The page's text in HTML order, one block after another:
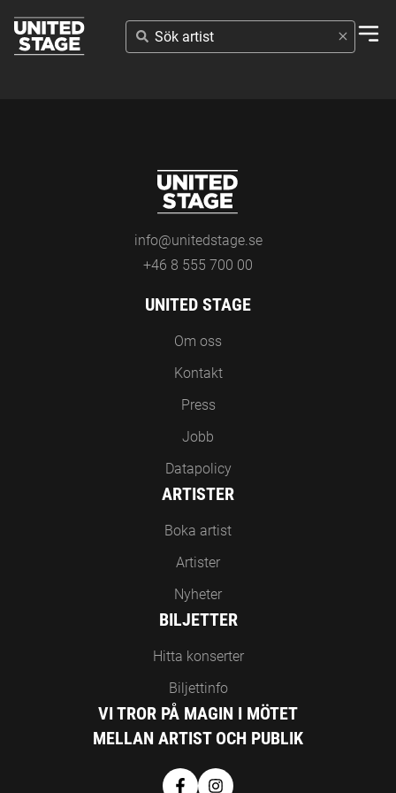
SÖK
ARTIST
info@unitedstage.se
+46 8 555 700 00
UNITED STAGE
Om oss
Kontakt
Press
Jobb
Datapolicy
ARTISTER
Boka artist
Artister
Nyheter
BILJETTER
Hitta konserter
Biljettinfo
VI TROR PÅ MAGIN I MÖTET
MELLAN ARTIST OCH PUBLIK